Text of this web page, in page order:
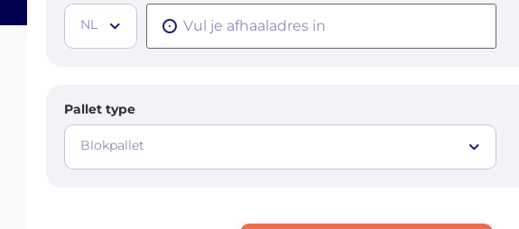
NL
Pallet type
Blokpallet